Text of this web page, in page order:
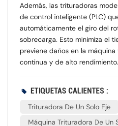
Además, las trituradoras
de control inteligente (PLC)
automáticamente el giro del
sobrecarga. Esto minimiza el
previene daños en la
continua y de alto rendimiento.
ETIQUETAS CALIENTES :
Trituradora De Un Solo Eje
Máquina Trituradora De Un